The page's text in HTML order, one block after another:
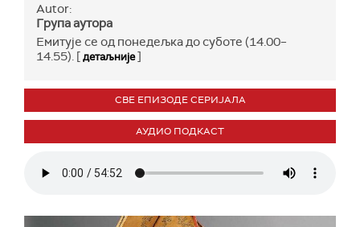
Autor:
Група аутора
Емитује се од понедељка до суботе (14.00–
14.55). [детаљније]
СВЕ ЕПИЗОДЕ СЕРИЈАЛА
АУДИО ПОДКАСТ